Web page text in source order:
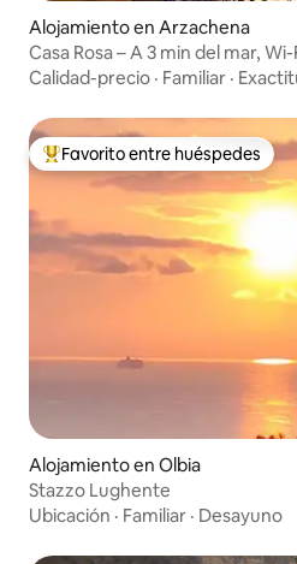
Alojamiento en Arzachena
Casa Rosa – A 3 min del mar,
Calidad-precio · Familiar ·
Favorito entre huéspedes
Favorito entre huéspedes
Alojamiento en Olbia
Stazzo Lughente
Ubicación · Familiar · Desayuno